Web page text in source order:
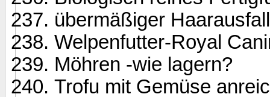
übermäßiger Haarausfall
Welpenfutter-Royal
Möhren -wie lagern?
Trofu mit Gemüse